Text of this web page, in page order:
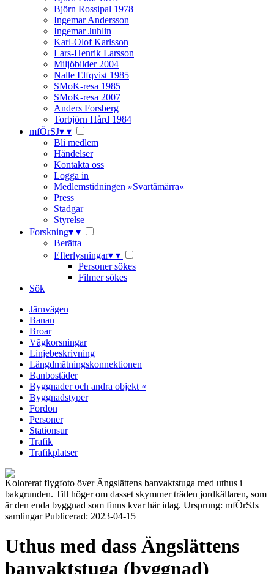
Björn Rossipal 1978
Ingemar Andersson
Ingemar Juhlin
Karl-Olof Karlsson
Lars-Henrik Larsson
Miljöbilder 2004
Nalle Elfqvist 1985
SMoK-resa 1985
SMoK-resa 2007
Anders Forsberg
Torbjörn Hård 1984
mfÖrSJ▾ ▾
Bli medlem
Händelser
Kontakta oss
Logga in
Medlemstidningen »Svartåmärra«
Press
Stadgar
Styrelse
Forskning▾ ▾
Berätta
Efterlysningar▾ ▾
Personer sökes
Filmer sökes
Sök
Järnvägen
Banan
Broar
Vägkorsningar
Linjebeskrivning
Längdmätningskonnektionen
Banbostäder
Byggnader och andra objekt «
Byggnadstyper
Fordon
Personer
Stationsur
Trafik
Trafikplatser
Kolorerat flygfoto över Ängslättens banvaktstuga med uthus i
bakgrunden. Till höger om dasset skymmer träden jordkällaren, som
är den enda byggnad som finns kvar här idag. Ursprung: mfÖrSJs
samlingar Publicerad: 2023-04-15
Uthus med dass Ängslättens
banvaktstuga (byggnad)